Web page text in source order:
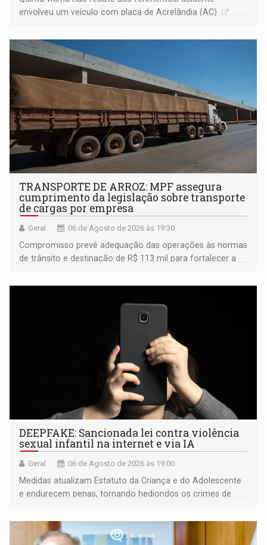
envolveu um veículo com placa de Acrelândia (AC)
TRANSPORTE DE ARROZ: MPF assegura
cumprimento da legislação sobre transporte
de cargas por empresa
Geral 06 de Agosto de 2026 às 19:30
Compromisso prevê adequação das operações às normas
de trânsito e destinação de R$ 113 mil para fortalecer a
DEEPFAKE: Sancionada lei contra violência
sexual infantil na internet e via IA
Geral 06 de Agosto de 2026 às 19:00
Medidas atualizam Estatuto da Criança e do Adolescente
e endurecem penas, tornando hediondos os crimes de